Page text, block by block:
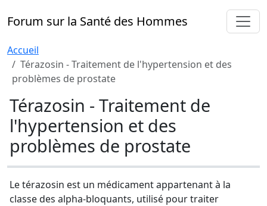
Forum sur la Santé des Hommes
Accueil
Térazosin - Traitement de l'hypertension et des
problèmes de prostate
Térazosin - Traitement de
l'hypertension et des
problèmes de prostate
Le térazosin est un médicament appartenant à la
classe des alpha-bloquants, utilisé pour traiter